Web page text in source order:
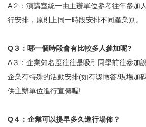
A２：演講室統一由主辦單位參考往年參加
行安排，原則上同一時段安排不同產業別。
Q３：哪一個時段會有比較多人參加呢?
A３：企業知名度往往是吸引同學前往參加
企業有特殊的活動安排(如有獎徵答/現場加
供主辦單位進行宣傳喔!
Q４：企業可以提早多久進行場佈？